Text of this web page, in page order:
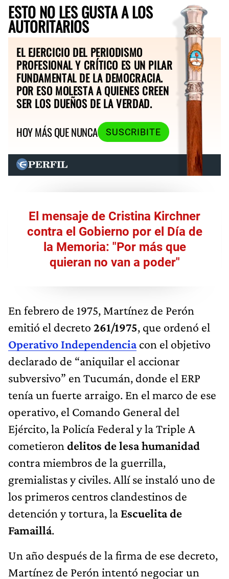
ESTO NO LES GUSTA A LOS
AUTORITARIOS
EL EJERCICIO DEL PERIODISMO
PROFESIONAL Y CRÍTICO ES UN PILAR
FUNDAMENTAL DE LA DEMOCRACIA.
POR ESO MOLESTA A QUIENES CREEN
SER LOS DUEÑOS DE LA VERDAD.
HOY MÁS QUE NUNCA
SUSCRIBITE
El mensaje de Cristina Kirchner
contra el Gobierno por el Día de
la Memoria: "Por más que
quieran no van a poder"
En febrero de 1975, Martínez de Perón
emitió el decreto 261/1975, que ordenó el
Operativo Independencia con el objetivo
declarado de “aniquilar el accionar
subversivo” en Tucumán, donde el ERP
tenía un fuerte arraigo. En el marco de ese
operativo, el Comando General del
Ejército, la Policía Federal y la Triple A
cometieron delitos de lesa humanidad
contra miembros de la guerrilla,
gremialistas y civiles. Allí se instaló uno de
los primeros centros clandestinos de
detención y tortura, la Escuelita de
Famaillá.
Un año después de la firma de ese decreto,
Martínez de Perón intentó negociar un